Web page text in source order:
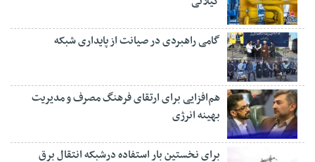
گامی راهبردی در صیانت از پایداری شبکه
هم‌افزایی برای ارتقای فرهنگ مصرف و مدیریت
بهینه انرژی
برای نخستین بار استفاده درشبکه انتقال برق